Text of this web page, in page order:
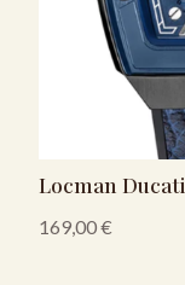
Locman Ducati
169,00€